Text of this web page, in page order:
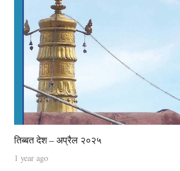
तिब्बत देश – अप्रैल २०२५
1 year ago